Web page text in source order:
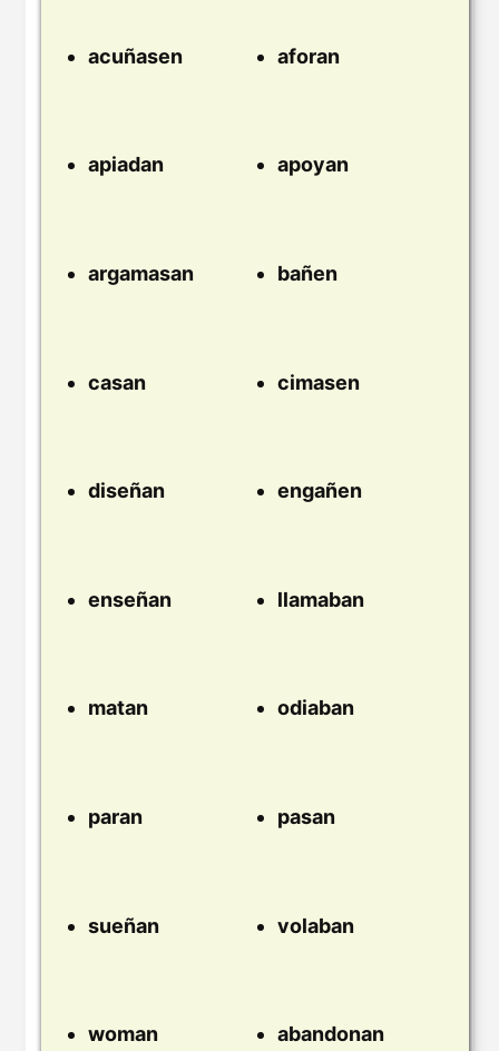
acuñasen aforan
apiadan apoyan
argamasan bañen
casan cimasen
diseñan engañen
enseñan llamaban
matan odiaban
paran pasan
sueñan volaban
woman abandonan